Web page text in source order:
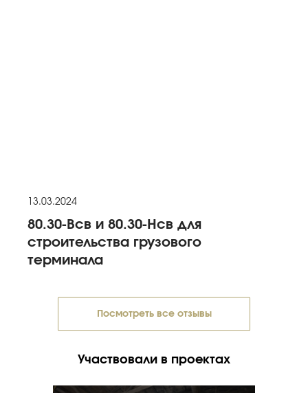
13.03.2024
80.30-Всв и 80.30-Нсв для
строительства грузового
терминала
Посмотреть все отзывы
Участвовали в проектах